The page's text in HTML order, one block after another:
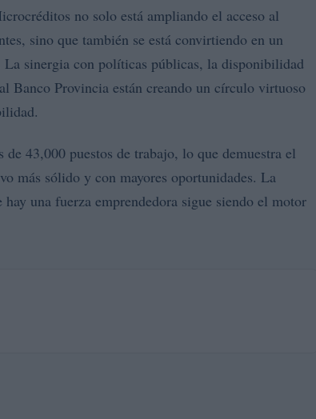
no solo está ampliando el acceso al
sino que también se está convirtiendo en un
sinergia con políticas públicas, la disponibilidad
Banco Provincia están creando un círculo virtuoso
43,000 puestos de trabajo, lo que demuestra el
más sólido y con mayores oportunidades. La
una fuerza emprendedora sigue siendo el motor